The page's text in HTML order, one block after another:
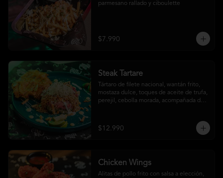
parmesano rallado y ciboulette
$7.990
Steak Tartare
Tártaro de filete nacional, wantán frito,
mostaza dulce, toques de aceite de trufa,
perejil, cebolla morada, acompañada de
$12.990
Chicken Wings
Alitas de pollo frito con salsa a elección,